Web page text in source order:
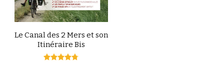
Le Canal des 2 Mers et son
Itinéraire Bis